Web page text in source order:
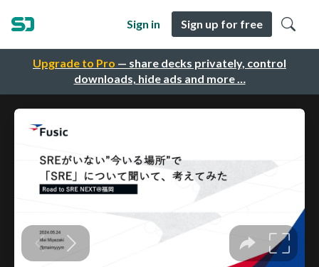
Upgrade to Pro — share decks privately, control
downloads, hide ads and more …
Sign in Sign up for free